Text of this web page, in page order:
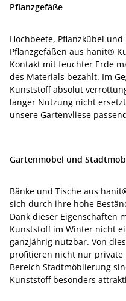
Pflanzgefäße
Hochbeete, Pflanzkübel
Pflanzgefäßen aus hanit®
Kontakt mit feuchter Erde
des Materials bezahlt. Im
Kunststoff absolut
langer Nutzung nicht
unsere Gartenvliese
Gartenmöbel und
Bänke und Tische aus
sich durch ihre hohe
Dank dieser Eigenschaften
Kunststoff im Winter nicht
ganzjährig nutzbar. Von
profitieren nicht nur private
Bereich Stadtmöblierung
Kunststoff besonders